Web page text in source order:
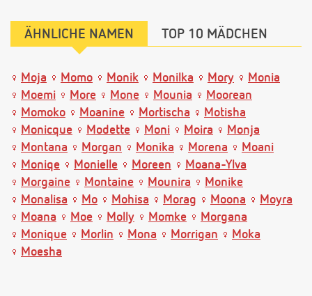
ÄHNLICHE NAMEN TOP 10 MÄDCHEN
Moja Momo Monik Monilka Mory
Monia
Moemi
More Mone Mounia
Moorean
Momoko
Moanine Mortischa
Motisha
Monicque
Modette Moni Moira
Monja
Montana
Morgan Monika Morena
Moani
Moniqe
Monielle Moreen
Moana-Ylva
Morgaine
Montaine Mounira
Monike
Monalisa
Mo Mohisa Morag Moona
Moyra
Moana
Moe Molly Momke
Morgana
Monique
Morlin Mona Morrigan
Moka
Moesha